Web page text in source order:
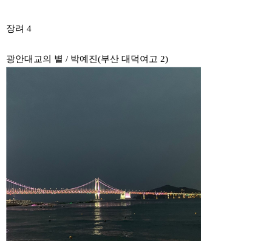
장려 4
광안대교의 별 / 박예진(부산 대덕여고 2)